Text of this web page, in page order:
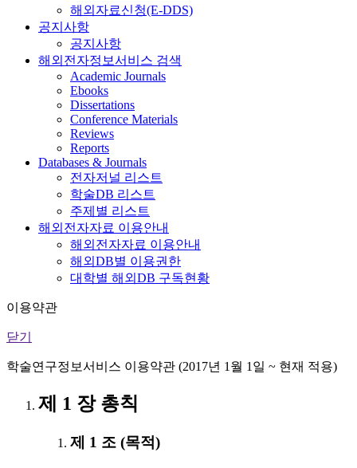
해외자료신청(E-DDS)
공지사항
공지사항
해외전자정보서비스 검색
Academic Journals
Ebooks
Dissertations
Conference Materials
Reviews
Reports
Databases & Journals
전자저널 리스트
학술DB 리스트
주제별 리스트
해외전자자료 이용안내
해외전자자료 이용안내
해외DB별 이용권한
대학별 해외DB 구독현황
이용약관
닫기
학술연구정보서비스 이용약관 (2017년 1월 1일 ~ 현재 적용)
제 1 장 총칙
제 1 조 (목적)